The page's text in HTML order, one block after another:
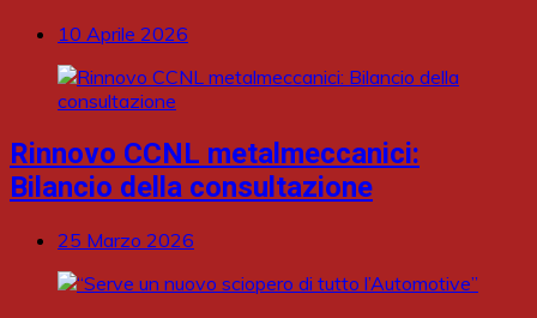
10 Aprile 2026
Rinnovo CCNL metalmeccanici:
Bilancio della consultazione
25 Marzo 2026